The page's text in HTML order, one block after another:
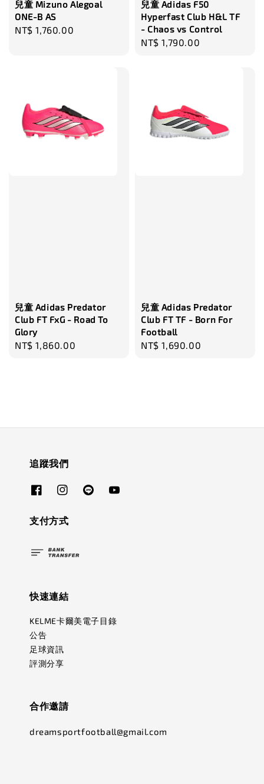
兒童 Mizuno Alegoal
ONE-B AS
Regular
NT$ 1,760.00
兒童 Adidas F50
Hyperfast Club H&L TF
- Chaos vs Control
Regular
NT$ 1,790.00
兒童 Adidas Predator
Club FT FxG - Road To
Glory
Regular
NT$ 1,860.00
兒童 Adidas Predator
Club FT TF - Born For
Football
Regular
NT$ 1,690.00
追蹤我們
支付方式
快速連結
KELME卡爾美電子目錄
公告
足球資訊
評測分享
合作邀請
dreamsportfootball@gmail.com